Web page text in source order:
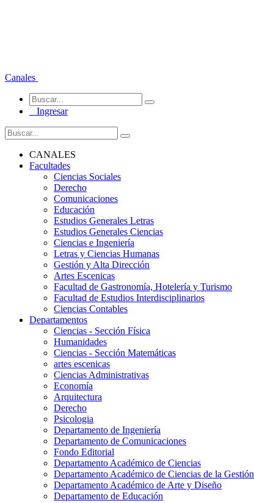
Canales
Ingresar
CANALES
Facultades
Ciencias Sociales
Derecho
Comunicaciones
Educación
Estudios Generales Letras
Estudios Generales Ciencias
Ciencias e Ingeniería
Letras y Ciencias Humanas
Gestión y Alta Dirección
Artes Escenicas
Facultad de Gastronomía, Hotelería y Turismo
Facultad de Estudios Interdisciplinarios
Ciencias Contables
Departamentos
Ciencias - Sección Física
Humanidades
Ciencias - Sección Matemáticas
artes escenicas
Ciencias Administrativas
Economía
Arquitectura
Derecho
Psicologia
Departamento de Ingeniería
Departamento de Comunicaciones
Fondo Editorial
Departamento Académico de Ciencias
Departamento Académico de Ciencias de la Gestión
Departamento Académico de Arte y Diseño
Departamento de Educación